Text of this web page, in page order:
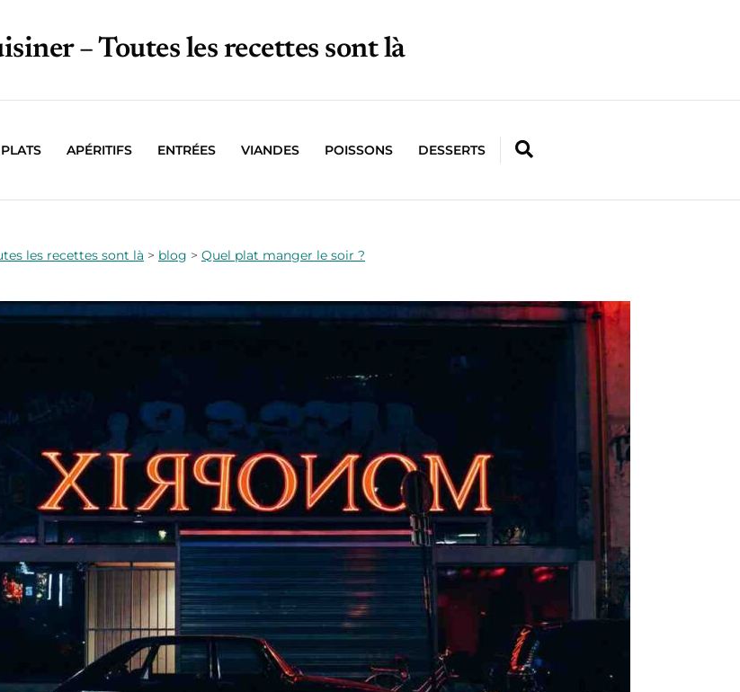
– Toutes les recettes sont là
PLATS APÉRITIFS ENTRÉES VIANDES POISSONS DESSERTS
les recettes sont là > blog > Quel plat manger le soir ?